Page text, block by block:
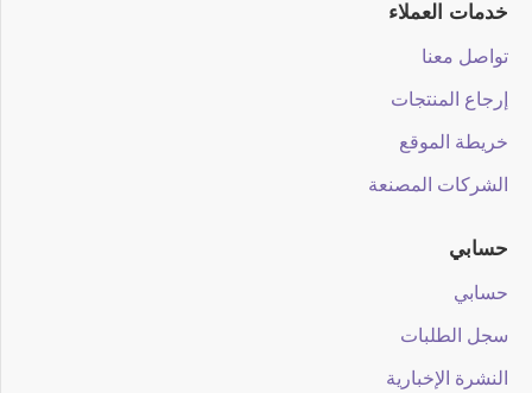
خدمات العملاء
تواصل معنا
إرجاع المنتجات
خريطة الموقع
الشركات المصنعة
حسابي
حسابي
سجل الطلبات
النشرة الإخبارية